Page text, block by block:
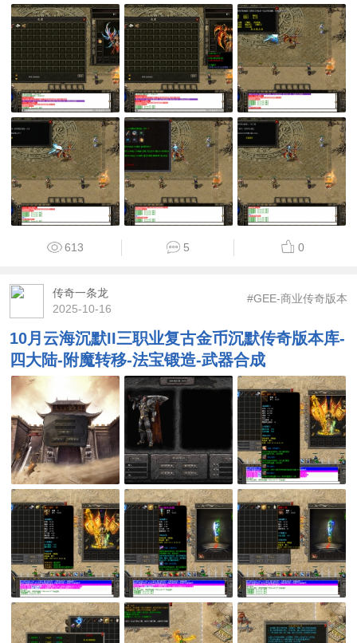
613 5 0
传奇一条龙
2025-10-16
#GEE-商业传奇版本
10月云海沉默II三职业复古金币沉默传奇版本库-
四大陆-附魔转移-法宝锻造-武器合成